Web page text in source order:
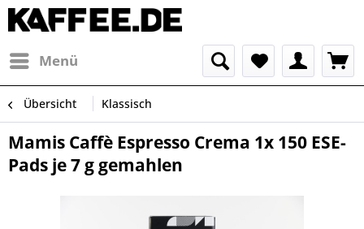
Menü
Übersicht Klassisch
Mamis Caffè Espresso Crema 1x 150 ESE-
Pads je 7 g gemahlen